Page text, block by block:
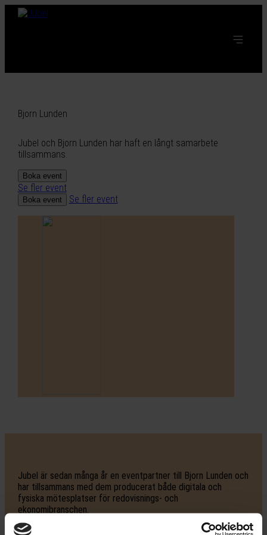
Bjorn Lunden
Jubel och Bjorn Lunden har haft en långt samarbete
tillsammans.
Boka event
Se fler event
Boka event Se fler event
Jubel är sedan många år en eventpartner till Bjorn Lunden och
har tillsammans med dem producerat både digitala och
fysiska mötesplatser för redovisnings- och
ekonomibranschen.